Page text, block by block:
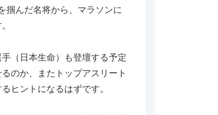
掴んだ名将から、マラソンに
（日本生命）も登壇する予定
のか、またトップアスリート
ヒントになるはずです。